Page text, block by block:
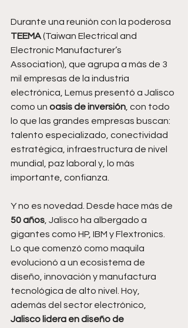
Durante una reunión con la poderosa
TEEMA (Taiwan Electrical and
Electronic Manufacturer’s
Association), que agrupa a más de 3
mil empresas de la industria
electrónica, Lemus presentó a Jalisco
como un oasis de inversión, con todo
lo que las grandes empresas buscan:
talento especializado, conectividad
estratégica, infraestructura de nivel
mundial, paz laboral y, lo más
importante, confianza.
Y no es novedad. Desde hace más de
50 años, Jalisco ha albergado a
gigantes como HP, IBM y Flextronics.
Lo que comenzó como maquila
evolucionó a un ecosistema de
diseño, innovación y manufactura
tecnológica de alto nivel. Hoy,
además del sector electrónico,
Jalisco lidera en diseño de